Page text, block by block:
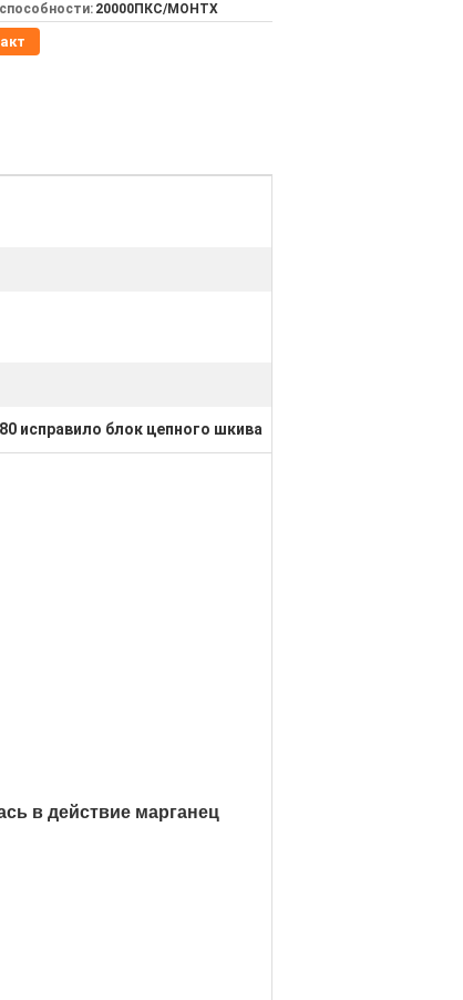
20000ПКС/МОНТХ
исправило блок цепного шкива
в действие марганец